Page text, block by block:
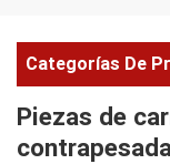
Categorías De
Piezas de